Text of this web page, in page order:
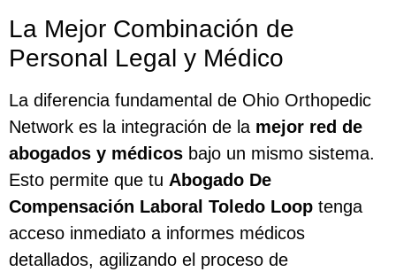
La Mejor Combinación de
Personal Legal y Médico
La diferencia fundamental de Ohio Orthopedic
Network es la integración de la mejor red de
abogados y médicos bajo un mismo sistema.
Esto permite que tu Abogado De
Compensación Laboral Toledo Loop tenga
acceso inmediato a informes médicos
detallados, agilizando el proceso de